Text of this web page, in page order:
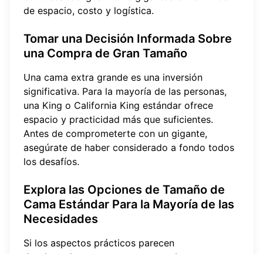
de espacio, costo y logística.
Tomar una Decisión Informada Sobre
una Compra de Gran Tamaño
Una cama extra grande es una inversión
significativa. Para la mayoría de las personas,
una King o California King estándar ofrece
espacio y practicidad más que suficientes.
Antes de comprometerte con un gigante,
asegúrate de haber considerado a fondo todos
los desafíos.
Explora las Opciones de Tamaño de
Cama Estándar Para la Mayoría de las
Necesidades
Si los aspectos prácticos parecen